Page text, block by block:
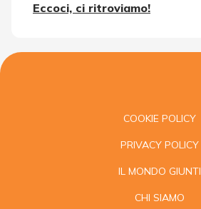
Eccoci, ci ritroviamo!
COOKIE POLICY
PRIVACY POLICY
IL MONDO GIUNTI
CHI SIAMO